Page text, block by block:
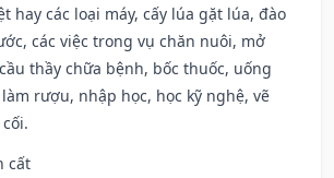
hay các loại máy, cấy lúa gặt lúa, đào
các việc trong vụ chăn nuôi, mở
thầy chữa bệnh, bốc thuốc, uống
rượu, nhập học, học kỹ nghệ, vẽ
cất